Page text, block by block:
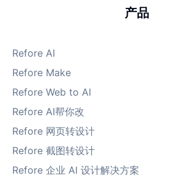
产品
Refore AI
Refore Make
Refore Web to AI
Refore AI帮你改
Refore 网页转设计
Refore 截图转设计
Refore 企业 AI 设计解决方案